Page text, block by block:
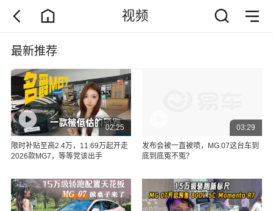
视频
最新推荐
02:25
限时补贴至高2.4万，11.69万起开走
2026款MG7，等等党该出手
03:29
发布会被一直被喷，MG 07这台车到
底到底冤不冤？